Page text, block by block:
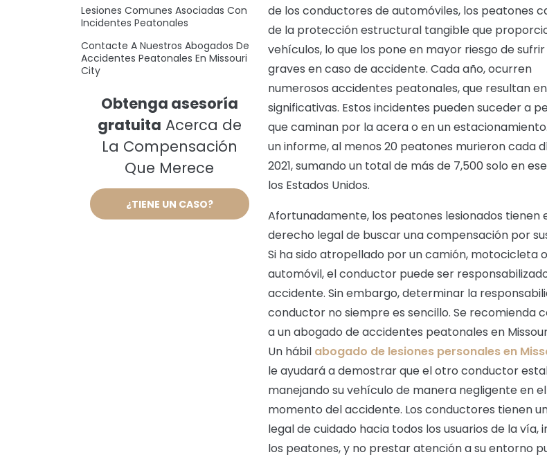
Lesiones Comunes Asociadas Con
Incidentes Peatonales
Contacte A Nuestros Abogados De
Accidentes Peatonales En Missouri
City
Obtenga asesoría
gratuita Acerca de
La Compensación
Que Merece
¿TIENE UN CASO?
de los conductores de automóviles, los peatones
de la protección estructural tangible que
vehículos, lo que los pone en mayor riesgo de
graves en caso de accidente. Cada año, ocurren
numerosos accidentes peatonales, que resultan
significativas. Estos incidentes pueden suceder a
que caminan por la acera o en un
un informe, al menos 20 peatones murieron cada
2021, sumando un total de más de 7,500 solo en
los Estados Unidos.
Afortunadamente, los peatones lesionados tienen
derecho legal de buscar una compensación por
Si ha sido atropellado por un camión, motocicleta o
automóvil, el conductor puede ser
accidente. Sin embargo, determinar la
conductor no siempre es sencillo. Se recomienda
a un abogado de accidentes peatonales en
Un hábil abogado de lesiones personales en
le ayudará a demostrar que el otro conductor
manejando su vehículo de manera negligente en el
momento del accidente. Los conductores tienen
legal de cuidado hacia todos los usuarios de la vía,
los peatones, y no prestar atención a su entorno